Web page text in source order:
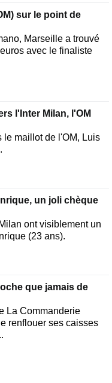
sur le point de
Marseille a trouvé
avec le finaliste
l'Inter Milan, l'OM
le maillot de l'OM, Luis
un joli chèque
ont visiblement un
(23 ans).
que jamais de
La Commanderie
renflouer ses caisses